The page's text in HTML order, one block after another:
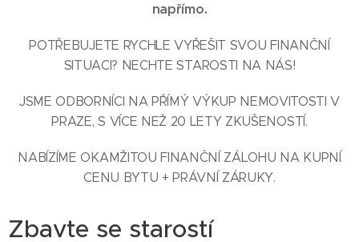
napřímo.
POTŘEBUJETE RYCHLE VYŘEŠIT SVOU FINANČNÍ
SITUACI? NECHTE STAROSTI NA NÁS!
JSME ODBORNÍCI NA PŘÍMÝ VÝKUP NEMOVITOSTI V
PRAZE, S VÍCE NEŽ 20 LETY ZKUŠENOSTÍ.
NABÍZÍME OKAMŽITOU FINANČNÍ ZÁLOHU NA KUPNÍ
CENU BYTU + PRÁVNÍ ZÁRUKY.
Zbavte se starostí